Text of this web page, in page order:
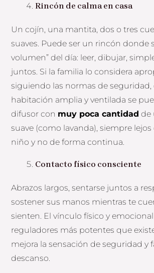
Rincón de calma en casa
Un cojín, una mantita, dos o tres
suaves. Puede ser un rincón donde
volumen” del día: leer, dibujar,
juntos. Si la familia lo considera
siguiendo las normas de seguridad,
habitación amplia y ventilada se
difusor con muy poca cantidad de
suave (como lavanda), siempre lejos
niño y no de forma continua.
Contacto físico consciente
Abrazos largos, sentarse juntos a
sostener sus manos mientras te
sienten. El vínculo físico y
reguladores más potentes que
mejora la sensación de seguridad y
descanso.